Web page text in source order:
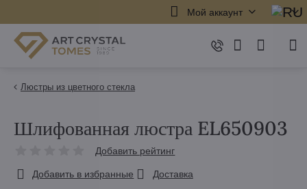
Мой аккаунт
Люстры из цветного стекла
Шлифованная люстра EL650903
Добавить рейтинг
Добавить в избранные Доставка